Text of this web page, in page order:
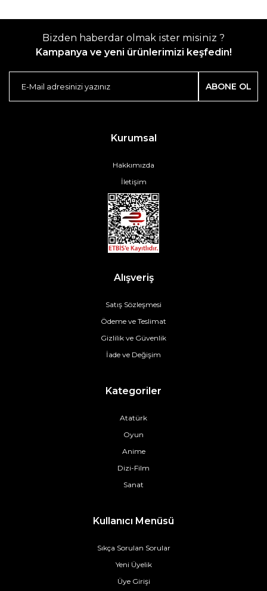
Bizden haberdar olmak ister misiniz ?
Kampanya ve yeni ürünlerimizi keşfedin!
ABONE OL
Kurumsal
Hakkımızda
İletişim
Alışveriş
Satış Sözleşmesi
Ödeme ve Teslimat
Gizlilik ve Güvenlik
İade ve Değişim
Kategoriler
Atatürk
Oyun
Anime
Dizi-Film
Sanat
Kullanıcı Menüsü
Sıkça Sorulan Sorular
Yeni Üyelik
Üye Girişi